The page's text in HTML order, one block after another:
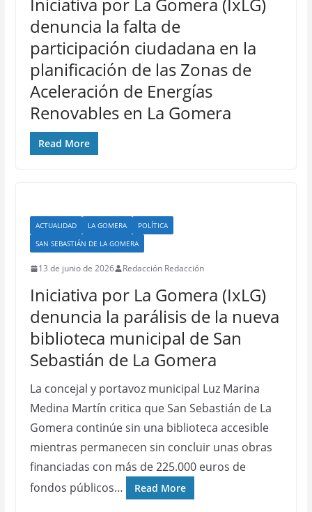
denuncia la falta de
participación ciudadana en la
planificación de las Zonas de
Aceleración de Energías
Renovables en La Gomera
Read More
ACTUALIDAD LA GOMERA
POLÍTICA
SAN SEBASTIÁN DE LA GOMERA
13 de junio de 2026 Redacción Redacción
Iniciativa por La Gomera (IxLG)
denuncia la parálisis de la nueva
biblioteca municipal de San
Sebastián de La Gomera
La concejal y portavoz municipal Luz Marina
Medina Martín critica que San Sebastián de La
Gomera continúe sin una biblioteca accesible
mientras permanecen sin concluir unas obras
financiadas con más de 225.000 euros de
fondos públicos…
Read More